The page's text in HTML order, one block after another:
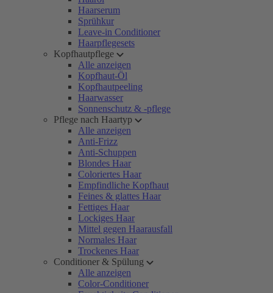
Haarserum
Sprühkur
Leave-in Conditioner
Haarpflegesets
Kopfhautpflege
Alle anzeigen
Kopfhaut-Öl
Kopfhautpeeling
Haarwasser
Sonnenschutz & -pflege
Pflege nach Haartyp
Alle anzeigen
Anti-Frizz
Anti-Schuppen
Blondes Haar
Coloriertes Haar
Empfindliche Kopfhaut
Feines & glattes Haar
Fettiges Haar
Lockiges Haar
Mittel gegen Haarausfall
Normales Haar
Trockenes Haar
Conditioner & Spülung
Alle anzeigen
Color-Conditioner